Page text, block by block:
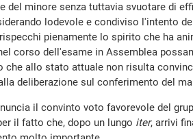
del minore senza tuttavia svuotare di
lodevole e condiviso l'intento
pienamente lo spirito che ha
corso dell'esame in Assemblea
allo stato attuale non risulta
deliberazione sul conferimento del
il convinto voto favorevole del
il fatto che, dopo un lungo iter, arrivi